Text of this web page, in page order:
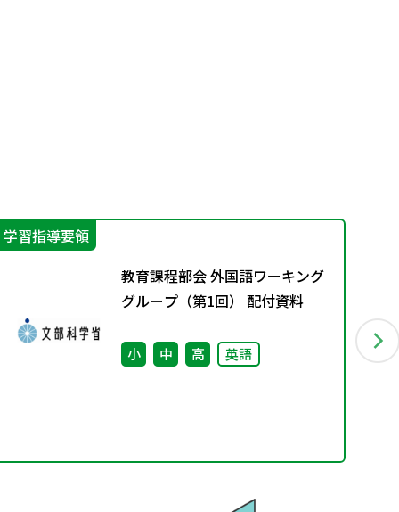
学習指導要領
教育課程部会 外国語ワーキング
グループ（第1回） 配付資料
小 中 高 英語